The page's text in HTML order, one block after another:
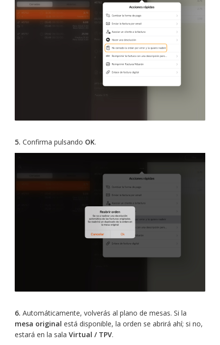
5. Confirma pulsando OK.
6. Automáticamente, volverás al plano de mesas. Si la
mesa original está disponible, la orden se abrirá ahí; si no,
estará en la sala Virtual / TPV.